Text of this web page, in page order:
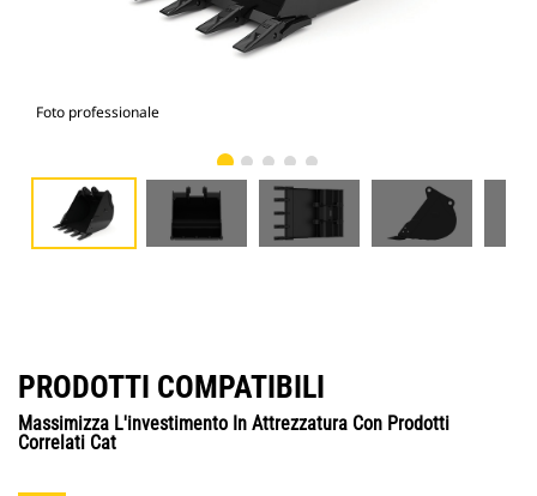
Foto professionale
PRODOTTI COMPATIBILI
Massimizza L'investimento In Attrezzatura Con Prodotti
Correlati Cat